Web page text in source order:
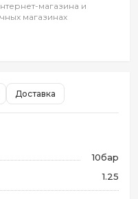
магазина и
магазинах
Доставка
10бар
1.25